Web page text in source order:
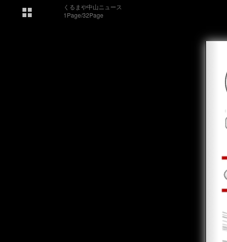
くるまや中山ニュース
1Page/32Page